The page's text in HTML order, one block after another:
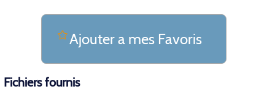
Ajouter a mes Favoris
Fichiers fournis